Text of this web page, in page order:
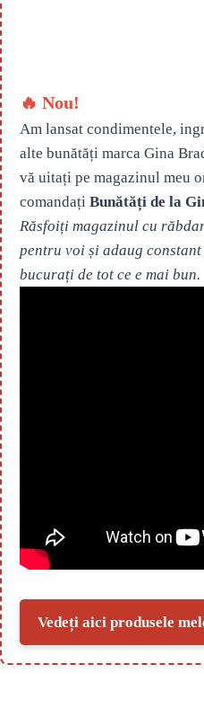
🔥 Nou!
Am lansat condimentele,
alte bunătăți marca Gina
vă uitați pe magazinul meu
comandați Bunătăți de la
Răsfoiți magazinul cu
pentru voi și adaug
bucurați de tot ce e mai bun.
Vedeți aici produsele